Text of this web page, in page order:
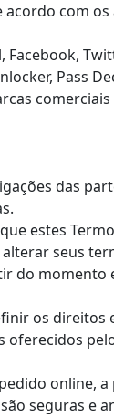
com
Pass
das
estes
seus
do
os direitos
oferecidos
online,
seguras e